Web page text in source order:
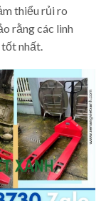
thiểu rủi ro
rằng các linh
nhất.